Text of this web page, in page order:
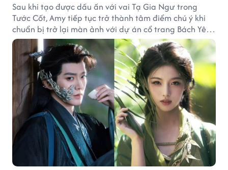
Sau khi tạo được dấu ấn với vai Tạ Gia Ngư trong
Tước Cốt, Amy tiếp tục trở thành tâm điểm chú ý khi
chuẩn bị trở lại màn ảnh với dự án cổ trang Bách Yêu
Phổ.